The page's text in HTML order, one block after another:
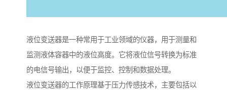
液位变送器是一种常用于工业领域的仪器，用于测量和
监测液体容器中的液位高度。它将液位信号转换为标准
的电信号输出，以便于监控、控制和数据处理。
液位变送器的工作原理基于压力传感技术，主要包括以